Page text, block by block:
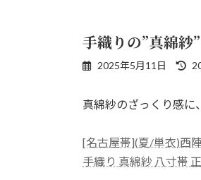
手織りの”真綿
2025年5月11日
最
新
時
:
真綿紗のざっくり感に
[名古屋帯](夏/単衣)西
手織り 真綿紗 八寸帯